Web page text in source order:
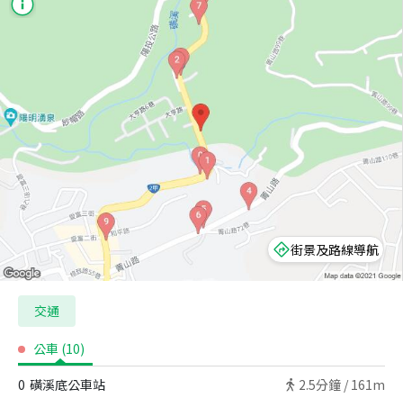
街景及路線導航
交通
公車 (10)
0 磺溪底公車站 2.5分鐘 / 161m